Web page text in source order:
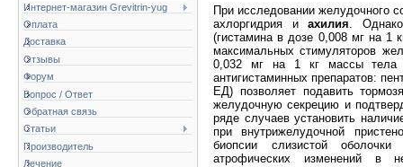
Интернет-магазин Grevitrin-yug
Оплата
Доставка
Отзывы
Форум
Вопрос / Ответ
Обратная связь
Статьи
Производитель
Лечение
При исследовании желудочного
ахлоргидрия иахилия .
(гистамина в до­зе 0,008 мг на 1
максимальных стиму­ляторов
0,032 мг на 1 кг массы тела
антигистаминных препаратов:
ЕД) позволяет подавить
желу­дочную секрецию и
ряде случа­ев установить
при внутрижелудочной
биопсии слизистой
атрофических изменений в